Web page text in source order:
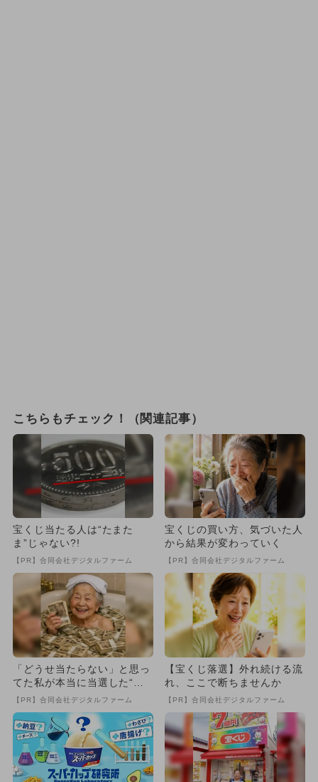
こちらもチェック！（関連記事）
宝くじ当たる人は“たまた
ま”じゃない?!
【PR】合同会社デジタルファーム
宝くじの買い方、気づいた人
から結果が変わっていく
【PR】合同会社デジタルファーム
「どうせ当たらない」と思っ
てた私が本当に当選した“買
い方”がこれ
【PR】合同会社デジタルファーム
【宝くじ落選】外れ続ける流
れ、ここで断ちませんか
【PR】合同会社デジタルファーム